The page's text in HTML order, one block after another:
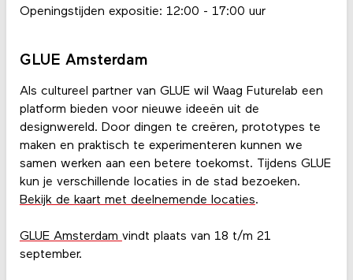
Openingstijden expositie: 12:00 - 17:00 uur
GLUE Amsterdam
Als cultureel partner van GLUE wil Waag Futurelab een
platform bieden voor nieuwe ideeën uit de
designwereld. Door dingen te creëren, prototypes te
maken en praktisch te experimenteren kunnen we
samen werken aan een betere toekomst. Tijdens GLUE
kun je verschillende locaties in de stad bezoeken.
Bekijk de kaart met deelnemende locaties.
GLUE Amsterdam vindt plaats van 18 t/m 21
september.